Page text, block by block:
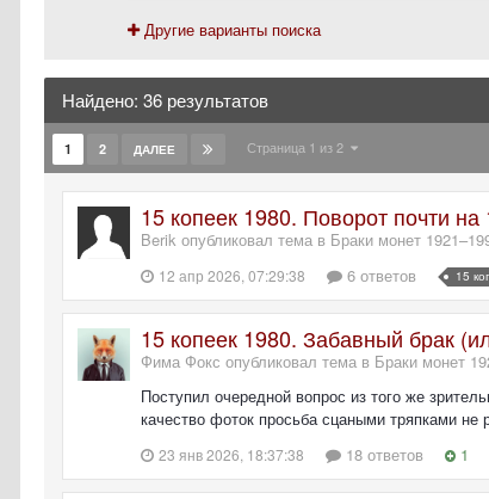
Другие варианты поиска
Найдено: 36 результатов
1 2 ДАЛЕЕ Страница 1 из 2
15 копеек 1980. Поворот почти
Berik опубликовал тема в Браки монет
12 апр 2026, 07:29:38 6 ответов 15
15 копеек 1980. Забавный брак
Фима Фокс опубликовал тема в Браки монет
Поступил очередной вопрос из того же
качество фоток просьба сцаными тряпками
23 янв 2026, 18:37:38 18 ответов 1